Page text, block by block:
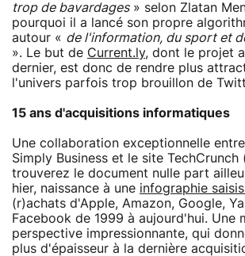
trop de bavardages» selon Zlatan
pourquoi il a lancé son propre
autour « de l'information, du sport et
». Le but de Current.ly, dont le projet
dernier, est donc de rendre plus
l'univers parfois trop brouillon de
15 ans d'acquisitions informatiques
Une collaboration exceptionnelle
Simply Business et le site TechCrunch
trouverez le document nulle part
hier, naissance à une infographie
(r)achats d'Apple, Amazon, Google,
Facebook de 1999 à aujourd'hui. Une
perspective impressionnante, qui
plus d'épaisseur à la dernière